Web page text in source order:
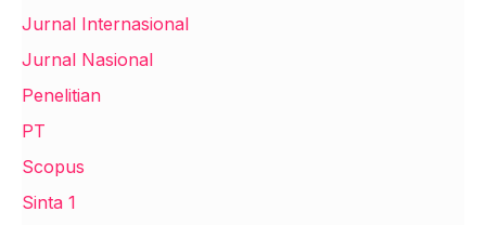
Jurnal Internasional
Jurnal Nasional
Penelitian
PT
Scopus
Sinta 1